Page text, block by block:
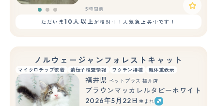
5時間前
ただいま10人以上が検討中！人気急上昇中です！
ノルウェージャンフォレストキャット
マイクロチップ装着 遺伝子検査情報 ワクチン接種 親体重表示
福井県 ペットプラス 福井店
ブラウンマッカレルタビーホワイト
2026年5月22日 生まれ